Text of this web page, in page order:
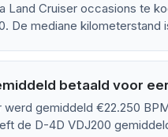
Land Cruiser occasions te
De mediane kilometerstand
betaald voor
werd gemiddeld €22.250
de D-4D VDJ200